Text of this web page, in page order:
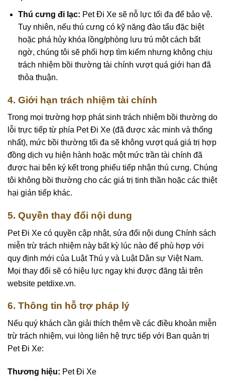
Thú cưng đi lạc: Pet Đi Xe sẽ nỗ lực tối đa để bảo vệ.
Tuy nhiên, nếu thú cưng có kỹ năng đào tẩu đặc biệt
hoặc phá hủy khóa lồng/phòng lưu trú một cách bất
ngờ, chúng tôi sẽ phối hợp tìm kiếm nhưng không chịu
trách nhiệm bồi thường tài chính vượt quá giới hạn đã
thỏa thuận.
4. Giới hạn trách nhiệm tài chính
Trong mọi trường hợp phát sinh trách nhiệm bồi thường do
lỗi trực tiếp từ phía Pet Đi Xe (đã được xác minh và thống
nhất), mức bồi thường tối đa sẽ không vượt quá giá trị hợp
đồng dịch vụ hiện hành hoặc một mức trần tài chính đã
được hai bên ký kết trong phiếu tiếp nhận thú cưng. Chúng
tôi không bồi thường cho các giá trị tinh thần hoặc các thiệt
hại gián tiếp khác.
5. Quyền thay đổi nội dung
Pet Đi Xe có quyền cập nhật, sửa đổi nội dung Chính sách
miễn trừ trách nhiệm này bất kỳ lúc nào để phù hợp với
quy định mới của Luật Thú y và Luật Dân sự Việt Nam.
Mọi thay đổi sẽ có hiệu lực ngay khi được đăng tải trên
website petdixe.vn.
6. Thông tin hỗ trợ pháp lý
Nếu quý khách cần giải thích thêm về các điều khoản miễn
trừ trách nhiệm, vui lòng liên hệ trực tiếp với Ban quản trị
Pet Đi Xe:
Thương hiệu: Pet Đi Xe